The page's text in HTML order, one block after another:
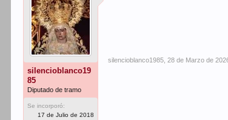
silencioblanco19
85
Diputado de tramo
Se incorporó:
17 de Julio de 2018
silencioblanco1985 28 de Marzo de